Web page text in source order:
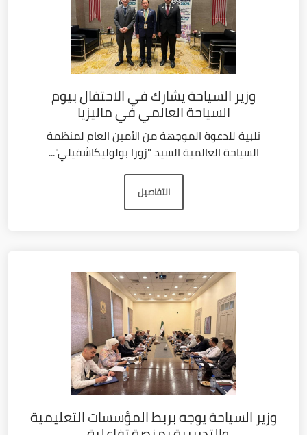
وزير السياحة يشارك في الاحتفال بيوم
السياحة العالمي في ماليزيا
تلبية للدعوة الموجهة من الأمين العام لمنظمة
السياحة العالمية السيد "زورا بولوليكاشفيلي"...
التفاصيل
وزير السياحة يوجه بربط المؤسسات التعليمية